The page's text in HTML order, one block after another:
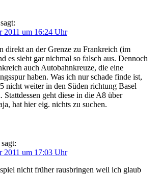
sagt:
2011 um 16:24 Uhr
direkt an der Grenze zu Frankreich (im
es sieht gar nichmal so falsch aus. Dennoch
auch Autobahnkreuze, die eine
haben. Was ich nur schade finde ist,
nicht weiter in den Süden richtung Basel
Stattdessen geht diese in die A8 über
hat hier eig. nichts zu suchen.
sagt:
2011 um 17:03 Uhr
nicht früher rausbringen weil ich glaub